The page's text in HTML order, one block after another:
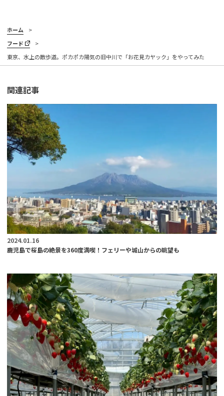
ホーム
フード
東京、水上の散歩道。ポカポカ陽気の旧中川で「お花見カヤック」をやってみた
関連記事
2024.01.16
鹿児島で桜島の絶景を360度満喫！フェリーや城山からの眺望も